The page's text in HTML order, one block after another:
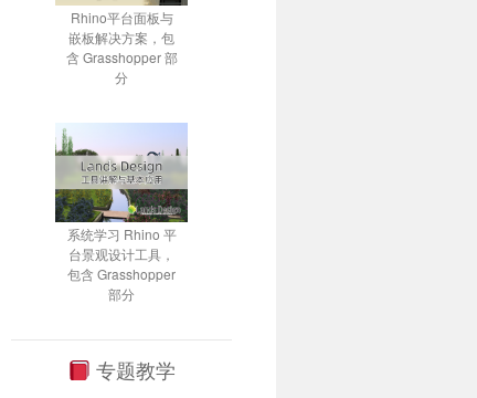
Rhino平台面板与
嵌板解决方案，包
含 Grasshopper 部
分
系统学习 Rhino 平
台景观设计工具，
包含 Grasshopper
部分
专题教学